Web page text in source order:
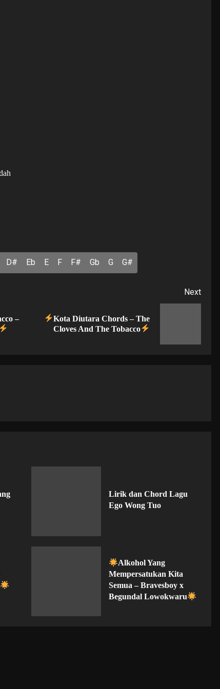
D# Eb E F F# Gb G G#
Previous
–
Next
Kota Diutara Chords – The
Cloves And The Tobacco
Lirik dan Chord Lagu
Ego Wong Tuo
Alkohol Yang
Mempersatukan Kita
Semua – Bravesboy x
Begundal Lowokwaru